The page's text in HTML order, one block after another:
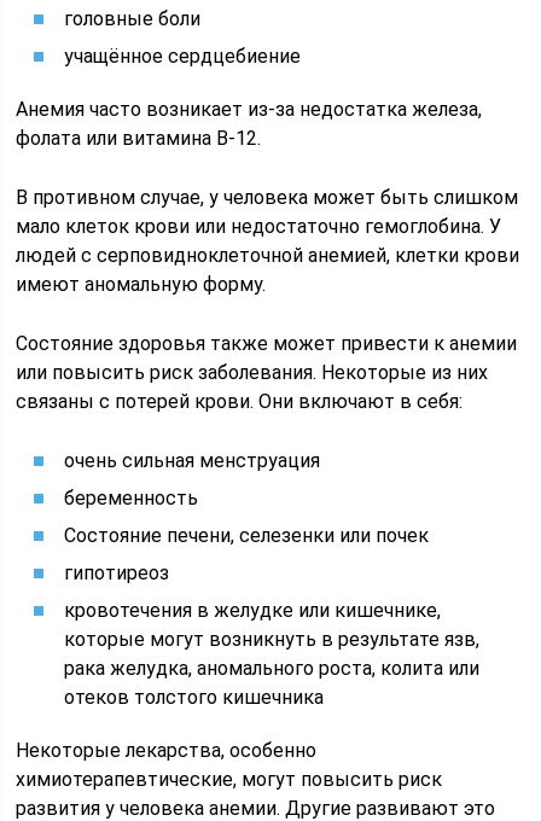
головные боли
учащённое сердцебиение
Анемия часто возникает из-за недостатка железа,
фолата или витамина В-12.
В противном случае, у человека может быть слишком
мало клеток крови или недостаточно гемоглобина. У
людей с серповидноклеточной анемией, клетки крови
имеют аномальную форму.
Состояние здоровья также может привести к анемии
или повысить риск заболевания. Некоторые из них
связаны с потерей крови. Они включают в себя:
очень сильная менструация
беременность
Состояние печени, селезенки или почек
гипотиреоз
кровотечения в желудке или кишечнике,
которые могут возникнуть в результате язв,
рака желудка, аномального роста, колита или
отеков толстого кишечника
Некоторые лекарства, особенно
химиотерапевтические, могут повысить риск
развития у человека анемии. Другие развивают это